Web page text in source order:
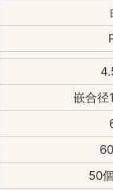
嵌合径
50